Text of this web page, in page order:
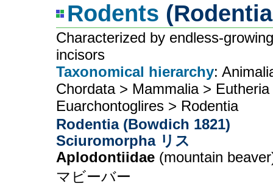
Rodents
Characterized by endless-growing
incisors
Taxonomical hierarchy:
Chordata > Mammalia > Eutheria
Euarchontoglires > Rodentia
Rodentia (Bowdich 1821)
Sciuromorpha リス
Aplodontiidae (mountain
マビーバー